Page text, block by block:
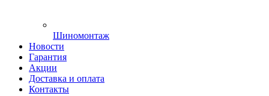
Шиномонтаж
Новости
Гарантия
Акции
Доставка и оплата
Контакты